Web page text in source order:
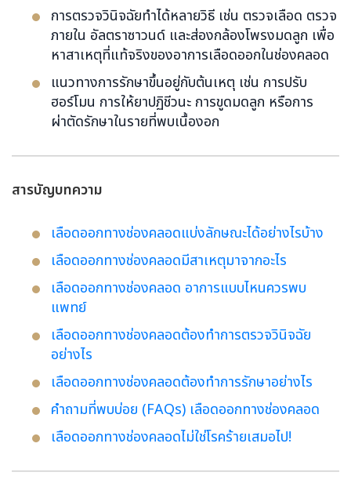
การตรวจวินิจฉัยทำได้หลายวิธี เช่น ตรวจเลือด ตรวจ
ภายใน อัลตราซาวนด์ และส่องกล้องโพรงมดลูก เพื่อ
หาสาเหตุที่แท้จริงของอาการเลือดออกในช่องคลอด
แนวทางการรักษาขึ้นอยู่กับต้นเหตุ เช่น การปรับ
ฮอร์โมน การให้ยาปฏิชีวนะ การขูดมดลูก หรือการ
ผ่าตัดรักษาในรายที่พบเนื้องอก
สารบัญบทความ
เลือดออกทางช่องคลอดแบ่งลักษณะได้อย่างไรบ้าง
เลือดออกทางช่องคลอดมีสาเหตุมาจากอะไร
เลือดออกทางช่องคลอด อาการแบบไหนควรพบ
แพทย์
เลือดออกทางช่องคลอดต้องทำการตรวจวินิจฉัย
อย่างไร
เลือดออกทางช่องคลอดต้องทำการรักษาอย่างไร
คำถามที่พบบ่อย (FAQs) เลือดออกทางช่องคลอด
เลือดออกทางช่องคลอดไม่ใช่โรคร้ายเสมอไป!